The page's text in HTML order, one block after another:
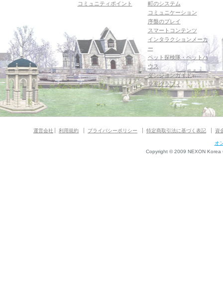
コミュニティポイント
町のシステム
コミュニケーション
序盤のプレイ
スマートコンテンツ
インタラクションメーカ
ー
ペット探検隊・ペットハ
ウス
ダンジョンガイド
マギグラフィ
運営会社 利用規約 プライバシーポリシー 特定商取引法に基づく表記 資
オ
Copyright © 2009 NEXON Korea